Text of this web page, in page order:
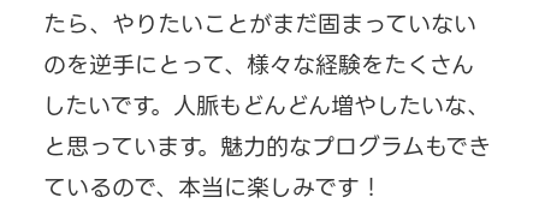
たら、やりたいことがまだ固まっていない
のを逆手にとって、様々な経験をたくさん
したいです。人脈もどんどん増やしたいな、
と思っています。魅力的なプログラムもでき
ているので、本当に楽しみです！